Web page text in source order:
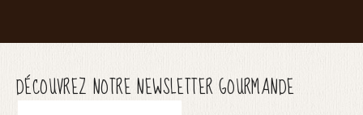
DÉCOUVREZ NOTRE NEWSLETTER GOURMANDE